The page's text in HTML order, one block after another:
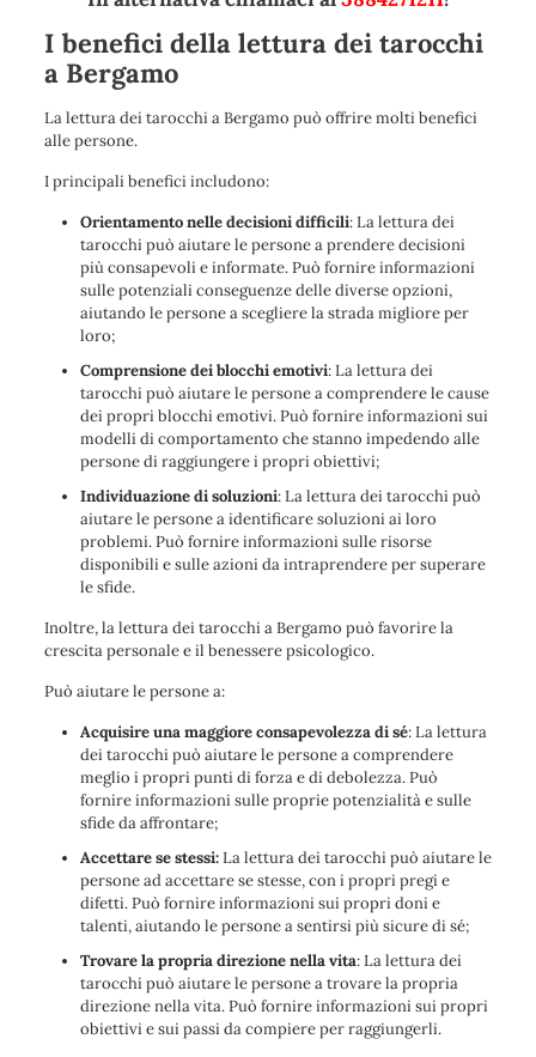
I benefici della lettura dei tarocchi
a Bergamo
La lettura dei tarocchi a Bergamo può offrire molti benefici
alle persone.
I principali benefici includono:
Orientamento nelle decisioni difficili: La lettura dei
tarocchi può aiutare le persone a prendere decisioni
più consapevoli e informate. Può fornire informazioni
sulle potenziali conseguenze delle diverse opzioni,
aiutando le persone a scegliere la strada migliore per
loro;
Comprensione dei blocchi emotivi: La lettura dei
tarocchi può aiutare le persone a comprendere le cause
dei propri blocchi emotivi. Può fornire informazioni sui
modelli di comportamento che stanno impedendo alle
persone di raggiungere i propri obiettivi;
Individuazione di soluzioni: La lettura dei tarocchi può
aiutare le persone a identificare soluzioni ai loro
problemi. Può fornire informazioni sulle risorse
disponibili e sulle azioni da intraprendere per superare
le sfide.
Inoltre, la lettura dei tarocchi a Bergamo può favorire la
crescita personale e il benessere psicologico.
Può aiutare le persone a:
Acquisire una maggiore consapevolezza di sé: La lettura
dei tarocchi può aiutare le persone a comprendere
meglio i propri punti di forza e di debolezza. Può
fornire informazioni sulle proprie potenzialità e sulle
sfide da affrontare;
Accettare se stessi:La lettura dei tarocchi può aiutare le
persone ad accettare se stesse, con i propri pregi e
difetti. Può fornire informazioni sui propri doni e
talenti, aiutando le persone a sentirsi più sicure di sé;
Trovare la propria direzione nella vita: La lettura dei
tarocchi può aiutare le persone a trovare la propria
direzione nella vita. Può fornire informazioni sui propri
obiettivi e sui passi da compiere per raggiungerli.